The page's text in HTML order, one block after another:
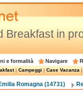
Breakfast in
e formalità Navigare
|Campeggi|Case Vacanza
Romagna (14731)